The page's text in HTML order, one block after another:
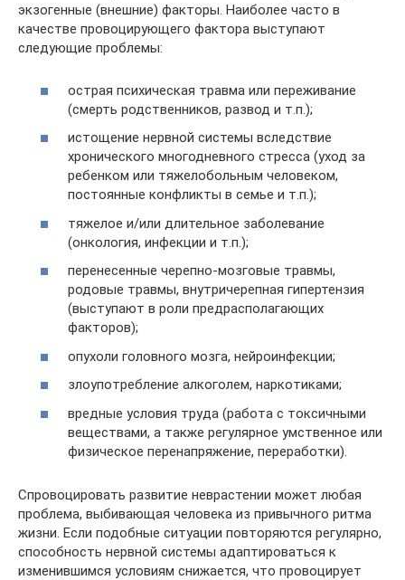
экзогенные (внешние) факторы. Наиболее часто в
качестве провоцирующего фактора выступают
следующие проблемы:
острая психическая травма или переживание
(смерть родственников, развод и т.п.);
истощение нервной системы вследствие
хронического многодневного стресса (уход за
ребенком или тяжелобольным человеком,
постоянные конфликты в семье и т.п.);
тяжелое и/или длительное заболевание
(онкология, инфекции и т.п.);
перенесенные черепно-мозговые травмы,
родовые травмы, внутричерепная гипертензия
(выступают в роли предрасполагающих
факторов);
опухоли головного мозга, нейроинфекции;
злоупотребление алкоголем, наркотиками;
вредные условия труда (работа с токсичными
веществами, а также регулярное умственное или
физическое перенапряжение, переработки).
Спровоцировать развитие неврастении может любая
проблема, выбивающая человека из привычного ритма
жизни. Если подобные ситуации повторяются регулярно,
способность нервной системы адаптироваться к
изменившимся условиям снижается, что провоцирует